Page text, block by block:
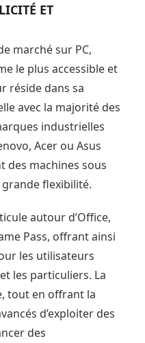
ET
marché sur PC,
le plus accessible et
réside dans sa
avec la majorité des
industrielles
Acer ou Asus
machines sous
flexibilité.
autour d’Office,
Pass, offrant ainsi
les utilisateurs
les particuliers. La
tout en offrant la
d’exploiter des
des